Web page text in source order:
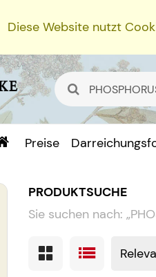
Diese Website nutzt
Preise
PRODUKTSUCHE
Sie suchen nach: „